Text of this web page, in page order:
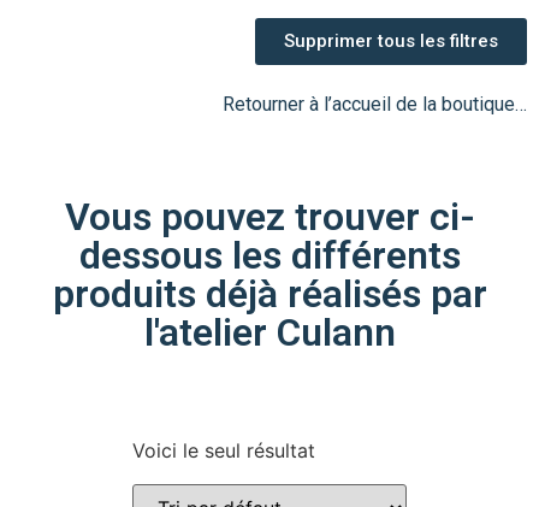
Supprimer tous les filtres
Retourner à l’accueil de la boutique…
Vous pouvez trouver ci-
dessous les différents
produits déjà réalisés par
l'atelier Culann
Voici le seul résultat